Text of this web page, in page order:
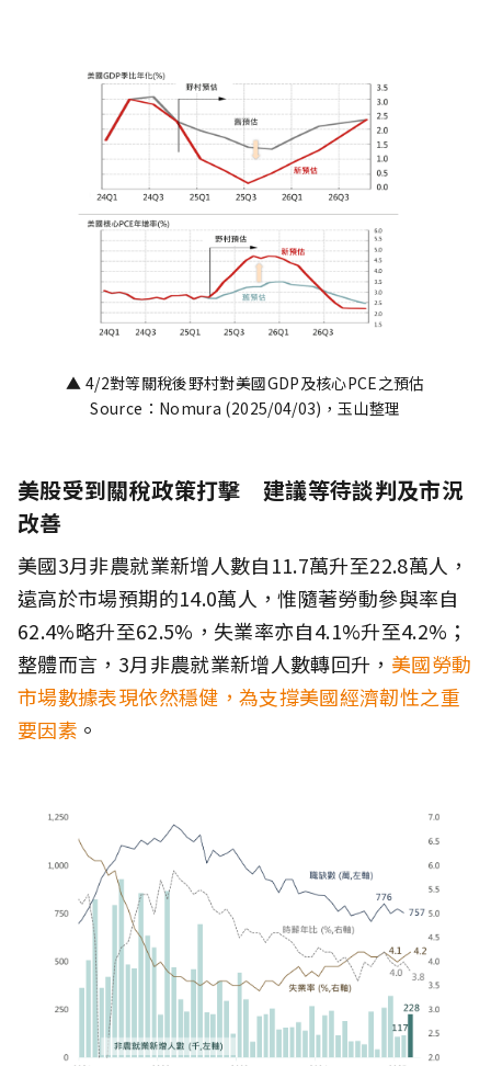
▲ 4/2對等關稅後野村對美國GDP及核心PCE之預估
Source：Nomura (2025/04/03)，玉山整理
美股受到關稅政策打擊 建議等待談判及市況
改善
美國3月非農就業新增人數自11.7萬升至22.8萬人，
遠高於市場預期的14.0萬人，惟隨著勞動參與率自
62.4%略升至62.5%，失業率亦自4.1%升至4.2%；
整體而言，3月非農就業新增人數轉回升， 美國勞動
市場數據表現依然穩健，為支撐美國經濟韌性之重
要因素 。